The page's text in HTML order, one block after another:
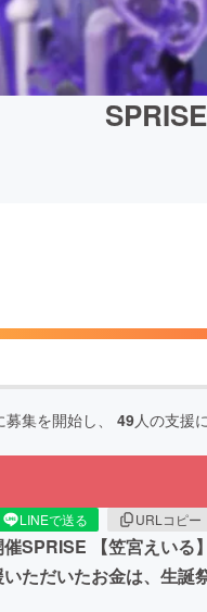
募集を開始し、 49人の支援
LINEで送る URLコピー
SPRISE 【笠宮えいる
ただいたお金は、生誕